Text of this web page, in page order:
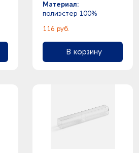
Материал:
полиэстер 100%
116 руб.
В корзину